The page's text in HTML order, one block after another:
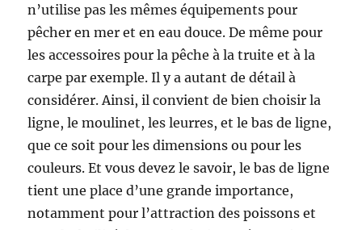
n’utilise pas les mêmes équipements pour
pêcher en mer et en eau douce. De même pour
les accessoires pour la pêche à la truite et à la
carpe par exemple. Il y a autant de détail à
considérer. Ainsi, il convient de bien choisir la
ligne, le moulinet, les leurres, et le bas de ligne,
que ce soit pour les dimensions ou pour les
couleurs. Et vous devez le savoir, le bas de ligne
tient une place d’une grande importance,
notamment pour l’attraction des poissons et